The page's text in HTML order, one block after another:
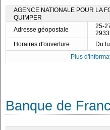
AGENCE NATIONALE POUR LA
QUIMPER
Adresse géopostale
25-
Horaires d'ouverture
Du
Plus
Banque de